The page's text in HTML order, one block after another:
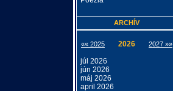
ARCHÍV
«« 2025 2026 2027 »»
júl 2026
jún 2026
máj 2026
april 2026